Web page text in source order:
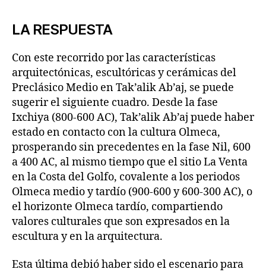
LA RESPUESTA
Con este recorrido por las características
arquitectónicas, escultóricas y cerámicas del
Preclásico Medio en Tak’alik Ab’aj, se puede
sugerir el siguiente cuadro. Desde la fase
Ixchiya (800-600 AC), Tak’alik Ab’aj puede haber
estado en contacto con la cultura Olmeca,
prosperando sin precedentes en la fase Nil, 600
a 400 AC, al mismo tiempo que el sitio La Venta
en la Costa del Golfo, covalente a los periodos
Olmeca medio y tardío (900-600 y 600-300 AC), o
el horizonte Olmeca tardío, compartiendo
valores culturales que son expresados en la
escultura y en la arquitectura.
Esta última debió haber sido el escenario para